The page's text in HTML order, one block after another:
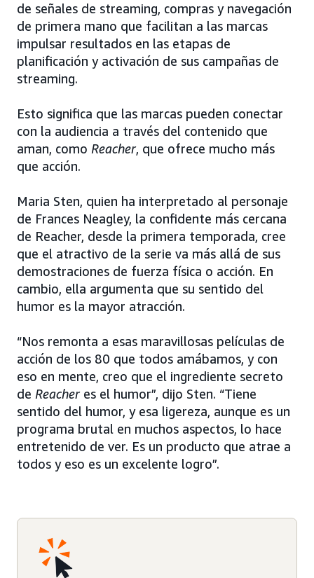
de señales de streaming, compras y navegación
de primera mano que facilitan a las marcas
impulsar resultados en las etapas de
planificación y activación de sus campañas de
streaming.
Esto significa que las marcas pueden conectar
con la audiencia a través del contenido que
aman, como Reacher, que ofrece mucho más
que acción.
Maria Sten, quien ha interpretado al personaje
de Frances Neagley, la confidente más cercana
de Reacher, desde la primera temporada, cree
que el atractivo de la serie va más allá de sus
demostraciones de fuerza física o acción. En
cambio, ella argumenta que su sentido del
humor es la mayor atracción.
“Nos remonta a esas maravillosas películas de
acción de los 80 que todos amábamos, y con
eso en mente, creo que el ingrediente secreto
de Reacher es el humor”, dijo Sten. “Tiene
sentido del humor, y esa ligereza, aunque es un
programa brutal en muchos aspectos, lo hace
entretenido de ver. Es un producto que atrae a
todos y eso es un excelente logro”.